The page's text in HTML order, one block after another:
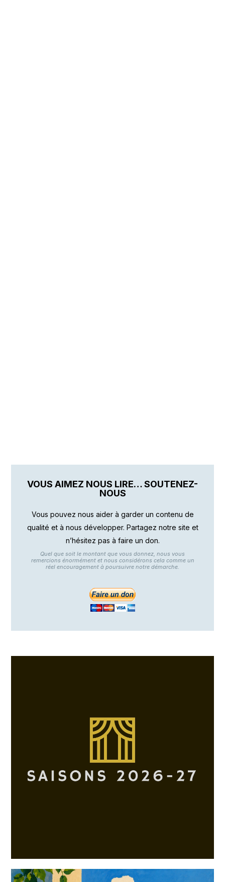
VOUS AIMEZ NOUS LIRE… SOUTENEZ-
NOUS
Vous pouvez nous aider à garder un contenu de
qualité et à nous développer. Partagez notre site et
n’hésitez pas à faire un don.
Quel que soit le montant que vous donnez, nous vous
remercions énormément et nous considérons cela comme un
réel encouragement à poursuivre notre démarche.